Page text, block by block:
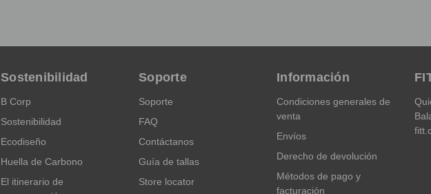
Sostenibilidad
B Corp
Sostenibilidad
Ecodiseño
Huella de Carbono
El itinerario de
Soporte
Soporte
FAQ
Contáctanos
Guía de tallas
Store locator
Información
Condiciones generales de
venta
Envíos
Derecho de devolución
Métodos de pago y
facturación